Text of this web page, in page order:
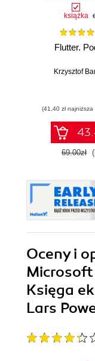
książka
Flutter.
Krzysztof
(41,40 zł
69.00zł
Oceny i
Księga
Lars